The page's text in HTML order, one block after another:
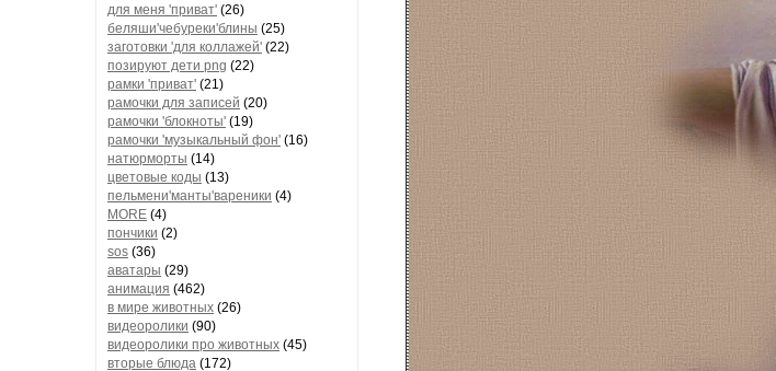
для меня 'приват' (26)
беляши'чебуреки'блины (25)
заготовки 'для коллажей' (22)
позируют дети png (22)
рамки 'приват' (21)
рамочки для записей (20)
рамочки 'блокноты' (19)
рамочки 'музыкальный фон' (16)
натюрморты (14)
цветовые коды (13)
пельмени'манты'вареники (4)
MORE (4)
пончики (2)
sos (36)
аватары (29)
анимация (462)
в мире животных (26)
видеоролики (90)
видеоролики про животных (45)
вторые блюда (172)